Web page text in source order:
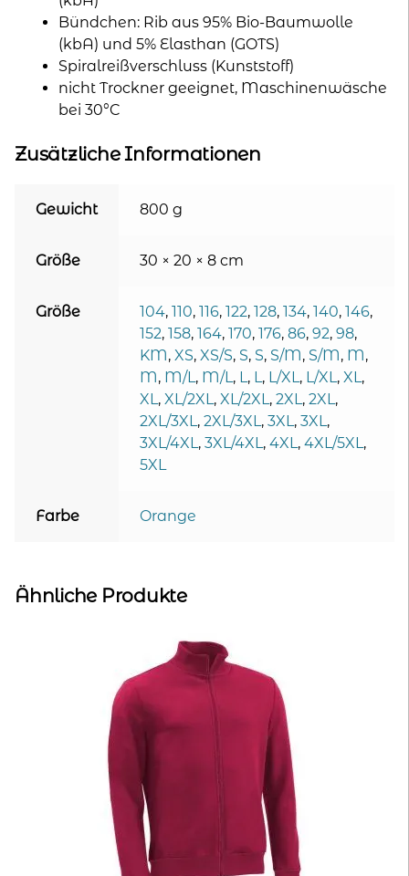
Bündchen: Rib aus 95% Bio-Baumwolle
(kbA) und 5% Elasthan (GOTS)
Spiralreißverschluss (Kunststoff)
nicht Trockner geeignet, Maschinenwäsche
bei 30°C
Zusätzliche Informationen
Gewicht 800 g
Größe 30 × 20 × 8 cm
Größe 104, 110, 116, 122, 128, 134, 140, 146,
152, 158, 164, 170, 176, 86, 92, 98,
KM, XS, XS/S, S, S, S/M, S/M, M,
M, M/L, M/L, L, L, L/XL, L/XL, XL,
XL, XL/2XL, XL/2XL, 2XL, 2XL,
2XL/3XL, 2XL/3XL, 3XL, 3XL,
3XL/4XL, 3XL/4XL, 4XL, 4XL/5XL,
5XL
Farbe Orange
Ähnliche Produkte